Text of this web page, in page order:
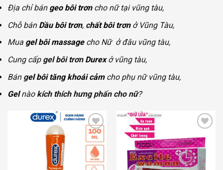
Địa chỉ bán geo bôi trơncho nữ tại vũng tàu,
Chỗ bán Dầu bôi trơn, chất bôi trơnở Vũng Tàu,
Mua gel bôi massagecho Nữ ở đâu vũng tàu,
Cung cấp gel bôi trơn Durexở vũng tàu,
Bán gel bôi tăng khoái cảmcho phụ nữ vũng tàu,
Gelnào kích thích hưng phấn cho nữ?
Add to
wishlist
Add to
wishlist